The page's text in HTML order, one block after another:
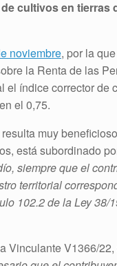
cultivos en tierras
noviembre, por la
la Renta de las
el índice corrector de
el 0,75.
muy
está subordinado
siempre que el
territorial
102.2 de la Ley 38/
Vinculante V1366/